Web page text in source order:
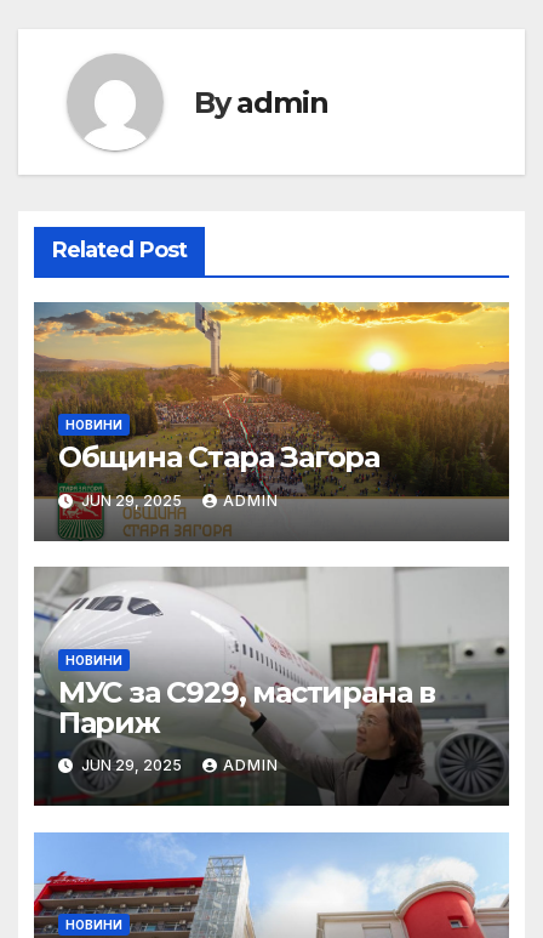
Byadmin
Related Post
НОВИНИ
Община Стара Загора
JUN 29, 2025 ADMIN
НОВИНИ
МУС за C929, мастирана в
Париж
JUN 29, 2025 ADMIN
НОВИНИ